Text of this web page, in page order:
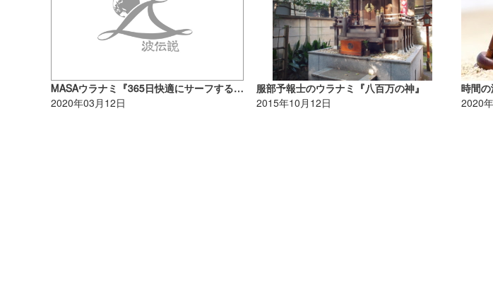
MASAウラナミ『365日快適にサーフする方法』
2020年03月12日
服部予報士のウラナミ『八百万の神』
2015年10月12日
時間
2020